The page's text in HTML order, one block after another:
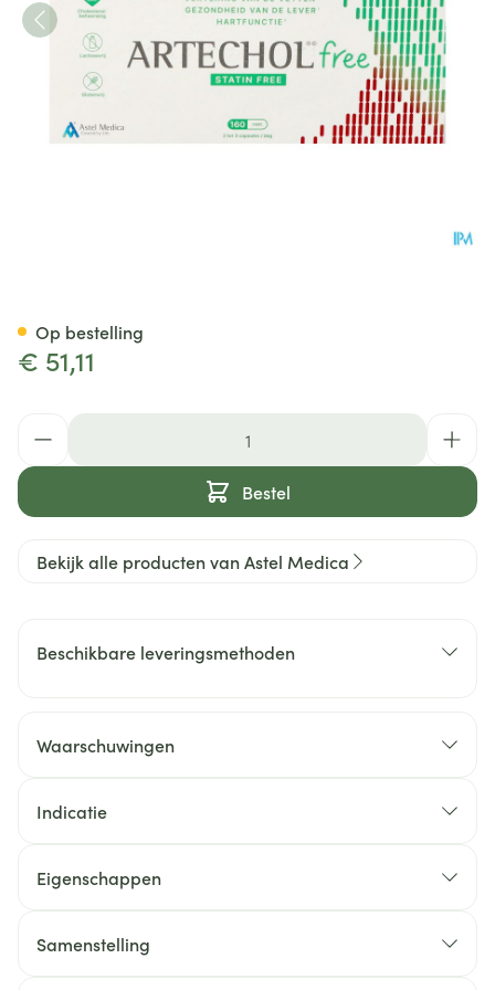
€ 51,11
Bestel
Op bestelling
Bekijk alle producten van Astel Medica
Beschikbare leveringsmethoden
Waarschuwingen
Indicatie
Eigenschappen
Samenstelling